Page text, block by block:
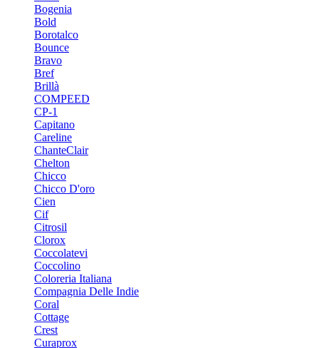
Bogenia
Bold
Borotalco
Bounce
Bravo
Bref
Brillà
COMPEED
CP-1
Capitano
Careline
ChanteСlair
Chelton
Chicco
Chicco D'oro
Cien
Cif
Citrosil
Clorox
Coccolatevi
Coccolino
Coloreria Italiana
Compagnia Delle Indie
Coral
Cottage
Crest
Curaprox